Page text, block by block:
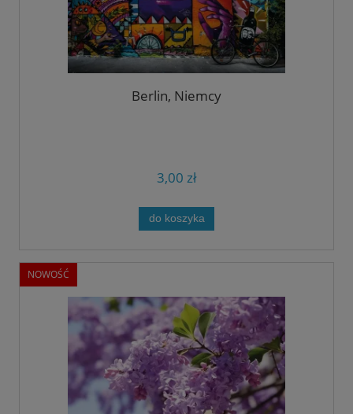
Berlin, Niemcy
3,00 zł
do koszyka
NOWOŚĆ